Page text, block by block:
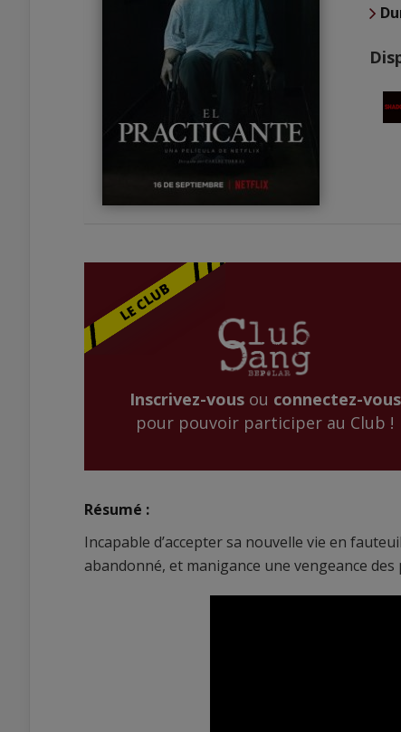
Inscrivez-vousou connectez-vous
pour pouvoir participer au Club !
Résumé :
Incapable d’accepter sa nouvelle vie en
abandonné, et manigance une vengeance des